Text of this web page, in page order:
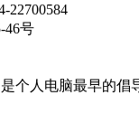
22700584
46号
个人电脑最早的